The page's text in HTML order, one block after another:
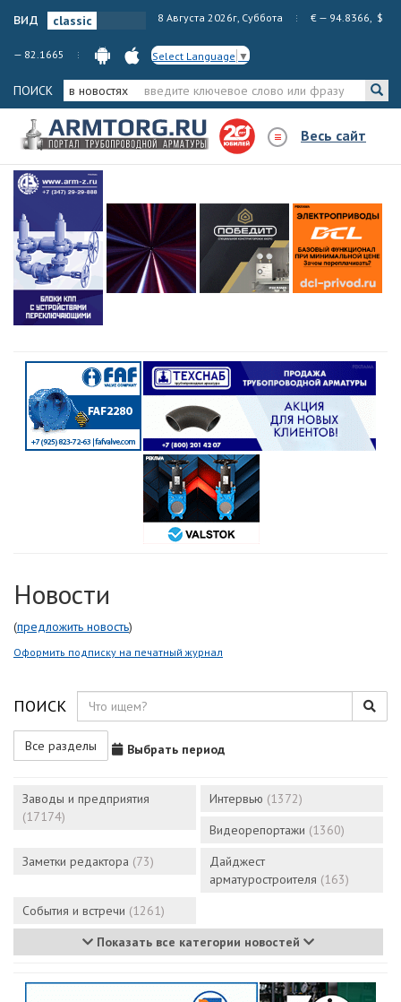
вид 8 Августа 2026г, Суббота € — 94.8366, $
— 82.1665 Select Language ▼
ПОИСК в новостях
Весь сайт
Новости
(предложить новость)
Оформить подписку на печатный журнал
ПОИСК
Все разделы Выбрать период
Заводы и предприятия
(17174)
Интервью (1372)
Видеорепортажи (1360)
Заметки редактора (73)
Дайджест
арматуростроителя (163)
События и встречи (1261)
Показать все категории новостей